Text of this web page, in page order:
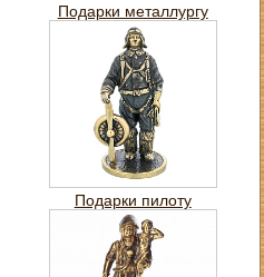
Подарки металлургу
Подарки пилоту